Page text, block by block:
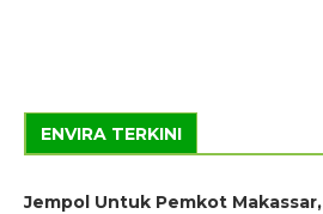
ENVIRA TERKINI
Jempol Untuk Pemkot